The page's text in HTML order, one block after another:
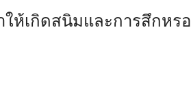
ห้เกิดสนิมและการสึกหรอ